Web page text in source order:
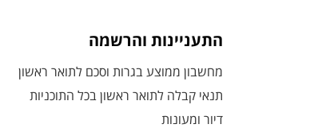
התעניינות והרשמה
מחשבון ממוצע בגרות וסכם לתואר ראשון
תנאי קבלה לתואר ראשון בכל התוכניות
דיור ומעונות